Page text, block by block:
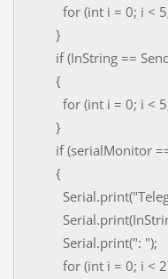
for (int i = 0; i < 5;
}
if (InString ==
{
for (int i = 0; i < 5;
}
if (serialMonitor
{
Serial.print(": ");
for (int i = 0; i <